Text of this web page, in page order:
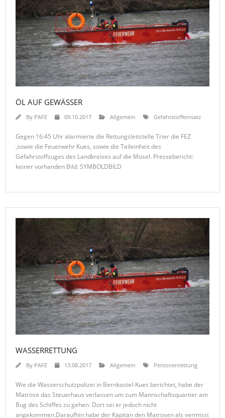
ÖL AUF GEWÄSSER
By PAFE 09.10.2017 Allgemein Gefahrstoffeinsatz
Gegen 16:45 Uhr alarmierte die Rettungsleitstelle Trier die FEZ
,sowie die Feuerwehr Kues, sowie die Teileinheit des
Gefahrstoffzuges des Landkreises auf die Mosel. Pressebericht:
keiner vorhanden Bild: SYMBOLDBILD
WASSERRETTUNG
By PAFE 13.08.2017 Allgemein Personenrettung
Wie die Wasserschutzpolizei in Bernkastel-Kues berichtet, habe der
Matrose das Steuerhaus verlassen um zum Mannschaftsquartier am
Bug des Schiffes zu gehen. Dort sei er jedoch nicht
angekommen.Daraufhin habe der Kapitän den Matrosen als vermisst